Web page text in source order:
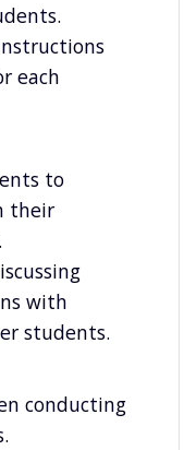
each
to
their
with
students.
conducting